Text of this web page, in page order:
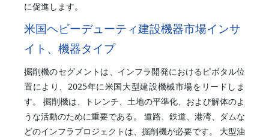
に促進します。
米国ヘビーデューティ建設機器市場インサ
イト、機器タイプ
掘削機のセグメントは、インフラ開発におけるピボタル位
置により、2025年に米国大型建設機械市場をリードしま
す。 掘削機は、トレンチ、土地の平準化、および解体のよ
うな活動のために重要である。 道路、鉄道、港湾、ダムな
どのインフラプロジェクトは、掘削機が必要です。 大型油